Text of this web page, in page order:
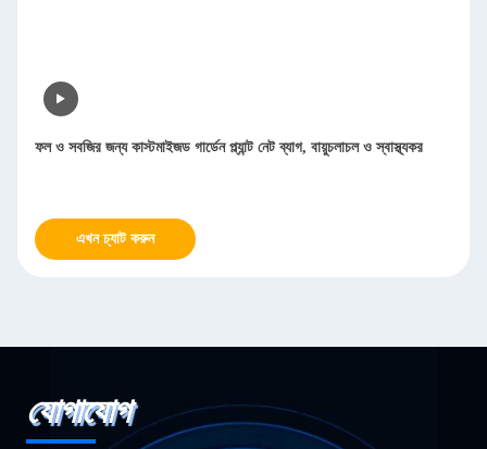
ফল ও সবজির জন্য কাস্টমাইজড গার্ডেন প্ল্যান্ট নেট ব্যাগ, বায়ুচলাচল ও স্বাস্থ্যকর
এখন চ্যাট করুন
যোগাযোগ